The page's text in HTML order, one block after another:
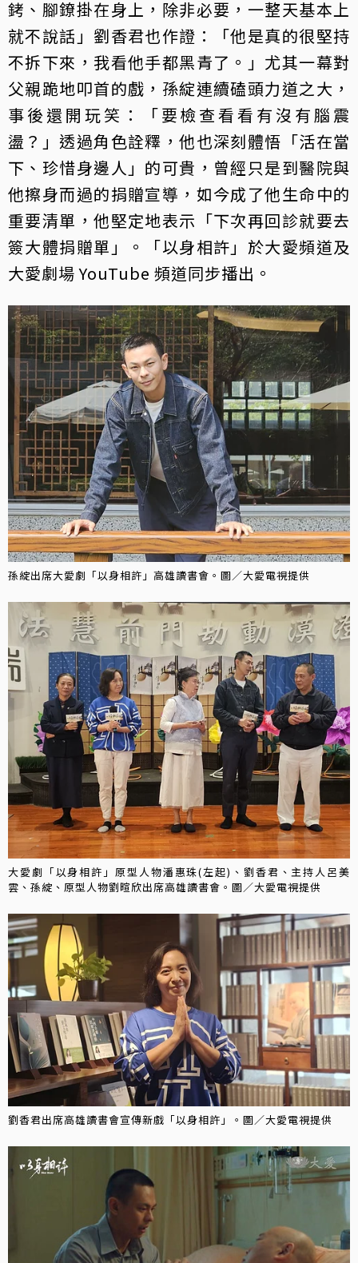
銬、腳鐐掛在身上，除非必要，一整天基本上
就不說話」劉香君也作證：「他是真的很堅持
不拆下來，我看他手都黑青了。」尤其一幕對
父親跪地叩首的戲，孫綻連續磕頭力道之大，
事後還開玩笑：「要檢查看看有沒有腦震
盪？」透過角色詮釋，他也深刻體悟「活在當
下、珍惜身邊人」的可貴，曾經只是到醫院與
他擦身而過的捐贈宣導，如今成了他生命中的
重要清單，他堅定地表示「下次再回診就要去
簽大體捐贈單」。「以身相許」於大愛頻道及
大愛劇場 YouTube 頻道同步播出。
孫綻出席大愛劇「以身相許」高雄讀書會。圖／大愛電視提供
大愛劇「以身相許」原型人物潘惠珠(左起)、劉香君、主持人呂美
雲、孫綻、原型人物劉暄欣出席高雄讀書會。圖／大愛電視提供
劉香君出席高雄讀書會宣傳新戲「以身相許」。圖／大愛電視提供